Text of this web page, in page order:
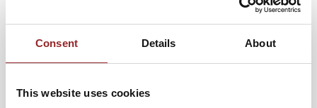
Consent Details About
This website uses cookies
In einem inspirierenden Wechselspiel zwischen Leadership
und Teamwork zeigt Ihnen Future Star Torsten Schröder
ehemaliger Leistungssportler und Profitänzer bringt